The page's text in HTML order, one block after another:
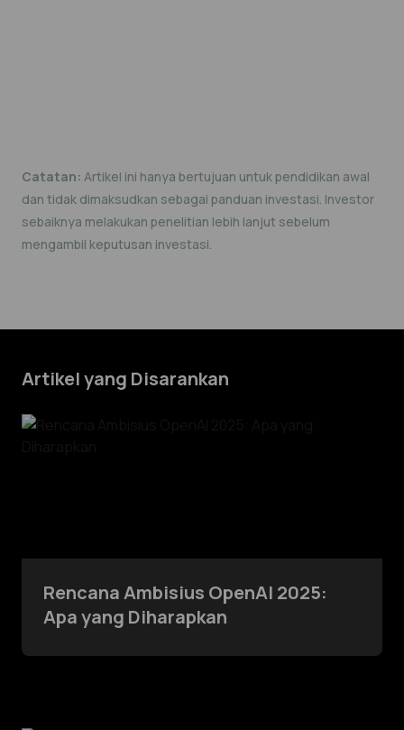
Catatan: Artikel ini hanya bertujuan untuk pendidikan awal
dan tidak dimaksudkan sebagai panduan investasi. Investor
sebaiknya melakukan penelitian lebih lanjut sebelum
mengambil keputusan investasi.
Artikel yang Disarankan
Rencana Ambisius OpenAI 2025:
Apa yang Diharapkan